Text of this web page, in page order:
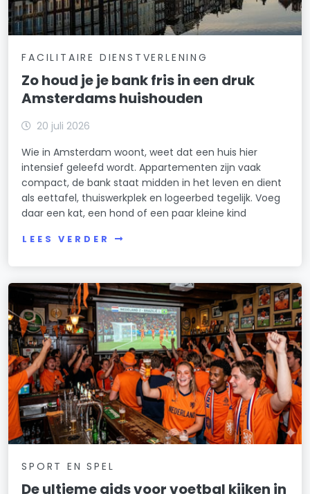
FACILITAIRE DIENSTVERLENING
Zo houd je je bank fris in een druk
Amsterdams huishouden
20 juli 2026
Wie in Amsterdam woont, weet dat een huis hier
intensief geleefd wordt. Appartementen zijn vaak
compact, de bank staat midden in het leven en dient
als eettafel, thuiswerkplek en logeerbed tegelijk. Voeg
daar een kat, een hond of een paar kleine kind
LEES VERDER
SPORT EN SPEL
De ultieme gids voor voetbal kijken in